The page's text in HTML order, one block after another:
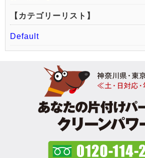
【カテゴリーリスト】
Default